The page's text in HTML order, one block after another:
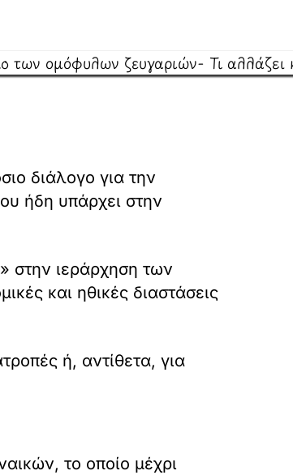
διάλογο για την
ήδη υπάρχει στην
στην ιεράρχηση των
και ηθικές διαστάσεις
ή, αντίθετα, για
το οποίο μέχρι